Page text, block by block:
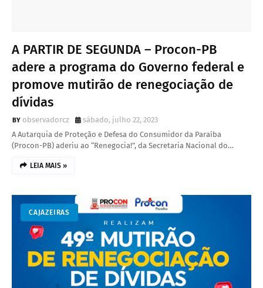
A PARTIR DE SEGUNDA – Procon-PB
adere a programa do Governo federal e
promove mutirão de renegociação de
dívidas
observadorcz
sábado, julho 22, 2023
A Autarquia de Proteção e Defesa do Consumidor da Paraíba
(Procon-PB) aderiu ao “Renegocia!”, da Secretaria Nacional do…
LEIA MAIS »
CAJAZEIRAS